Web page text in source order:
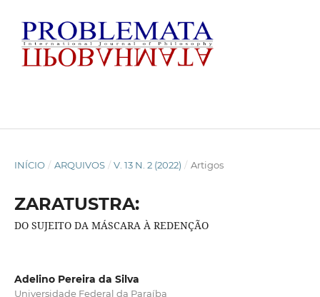
INÍCIO / ARQUIVOS / V. 13 N. 2 (2022) / Artigos
ZARATUSTRA:
DO SUJEITO DA MÁSCARA À REDENÇÃO
Adelino Pereira da Silva
Universidade Federal da Paraíba